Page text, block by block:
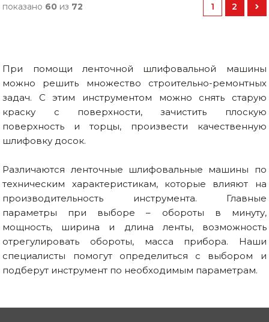
показано 60 из 72 1 2
При помощи ленточной шлифовальной машины
можно решить множество строительно-ремонтных
задач. С этим инструментом можно снять старую
краску с поверхности, зачистить плоскую
поверхность и торцы, произвести качественную
шлифовку досок.
Различаются ленточные шлифовальные машины по
техническим характеристикам, которые влияют на
производительность инструмента. Главные
параметры при выборе – обороты в минуту,
мощность, ширина и длина ленты, возможность
отрегулировать обороты, масса прибора. Наши
специалисты помогут определиться с выбором и
подберут инструмент по необходимым параметрам.